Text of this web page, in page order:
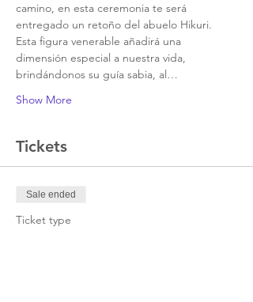
camino, en esta ceremonia te será
entregado un retoño del abuelo Hikuri.
Esta figura venerable añadirá una
dimensión especial a nuestra vida,
brindándonos su guía sabia, al…
Show More
Tickets
Sale ended
Ticket type